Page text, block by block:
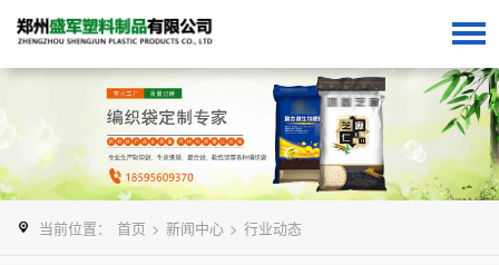
当前位置： 首页 > 新闻中心 > 行业动态